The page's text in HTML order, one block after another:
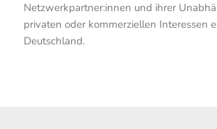
Netzwerkpartner:innen und ihrer
privaten oder kommerziellen Interessen
Deutschland.